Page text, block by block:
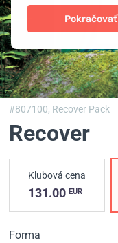
Pokračovať
#807100, Recover Pack
Recover
Klubová cena
131.00 EUR
Forma